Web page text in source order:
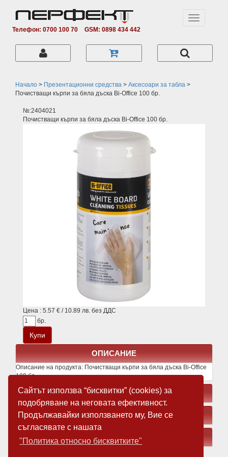
Сайтът използва “бисквитки” (cookies) за
подобряване на неговата ефективност.
Продължавайки използването му, Вие се
съгласявате с нашата
"Политика относно бисквитките"
Телефон: 0700 100 70 GSM: 0898 434 442
Toggle
Начало > Презентационни средства > Аксесоари за табла >
Почистващи кърпи за бяла дъска Bi-Office 100 бр.
№:2404021
Почистващи кърпи за бяла дъска Bi-Office 100 бр.
Цена : 5.57 € / 10.89 лв. без ДДС
бр.
ОПИСАНИЕ
Описание на продукта: Почистващи кърпи за бяла дъска Bi-Office
100 бр.
СВЪРЗАНИ ПРОДУКТИ
ЗАМЕСТВАЩИ ПРОДУКТИ